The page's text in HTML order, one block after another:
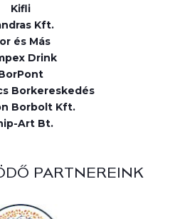
Kifli
Kft.
és Más
Drink
Borkereskedés
Borbolt Kft.
Art Bt.
PARTNEREINK